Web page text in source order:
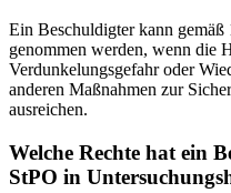
Ein Beschuldigter kann
genommen werden, wenn die
Verdunkelungsgefahr oder
anderen Maßnahmen zur
ausreichen.
Welche Rechte hat ein
StPO in